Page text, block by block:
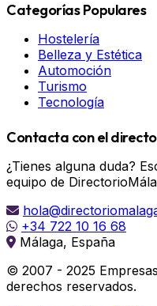
Categorías Populares
Hostelería
Belleza y Estética
Automoción
Turismo
Tecnología
Contacta con el
¿Tienes alguna duda?
equipo de
+34 722 10 16 68
Málaga, España
© 2007 - 2025
derechos reservados.